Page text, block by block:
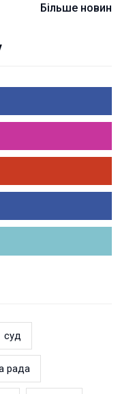
Більше новин
суд
рада